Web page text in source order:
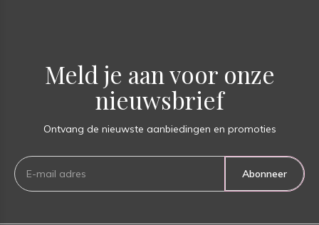
Meld je aan voor onze
nieuwsbrief
Ontvang de nieuwste aanbiedingen en promoties
Abonneer